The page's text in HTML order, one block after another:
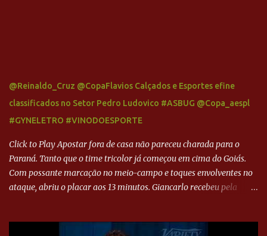
@Reinaldo_Cruz @CopaFlavios Calçados e Esportes efine
classificados no Setor Pedro Ludovico #ASBUG @Copa_aespl
#GYNELETRO #VINODOESPORTE
Click to Play Apostar fora de casa não pareceu charada para o
Paraná. Tanto que o time tricolor já começou em cima do Goiás.
Com possante marcação no meio-campo e toques envolventes no
ataque, abriu o placar aos 13 minutos. Giancarlo recebeu pela
Paraná ampliou a vantagem aos 21 minutos. Éverton Garroni